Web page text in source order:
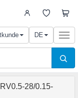
DE
28/0.15-